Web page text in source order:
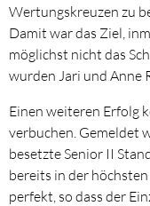
Wertungskreuzen zu
Damit war das Ziel,
möglichst nicht das
wurden Jari und Anne
Einen weiteren Erfolg
verbuchen. Gemeldet
besetzte Senior II
bereits in der
perfekt, so dass der